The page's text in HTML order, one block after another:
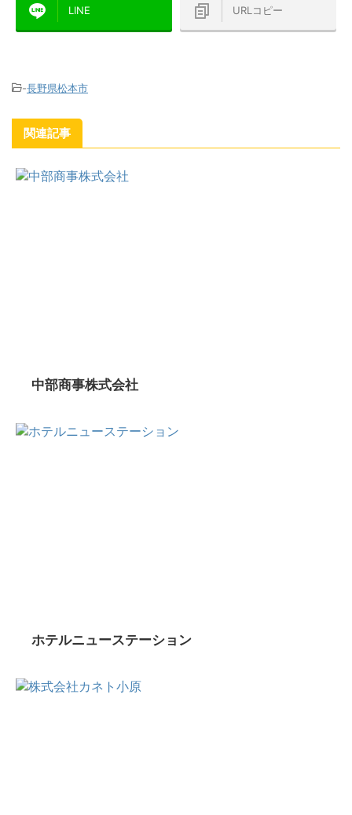
LINE URLコピー
-長野県松本市
関連記事
中部商事株式会社
ホテルニューステーション